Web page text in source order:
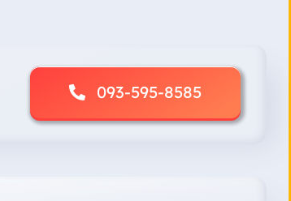
the
product
093-595-8585